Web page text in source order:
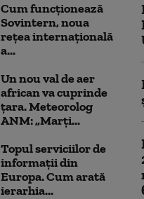
Cum funcționează
Sovintern, noua
rețea internațională
a...
Un nou val de aer
african va cuprinde
țara. Meteorolog
ANM: „Marți...
Topul serviciilor de
informații din
Europa. Cum arată
ierarhia...